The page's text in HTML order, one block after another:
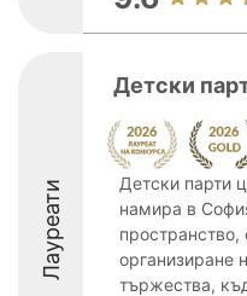
Лауреати
Детски
Детски парти
намира в
пространство,
организиране
тържества,